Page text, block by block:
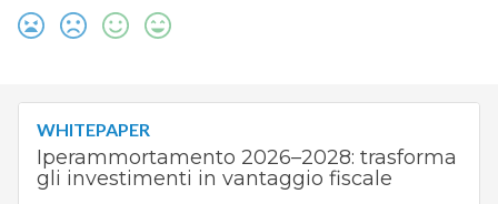
WHITEPAPER
Iperammortamento 2026–2028: trasforma
gli investimenti in vantaggio fiscale